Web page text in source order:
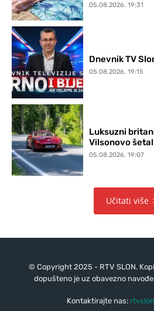
05.08.2026. 19:31
Dnevnik TV
05.08.2026. 19:15
Luksuzni
Vilsonovo
05.08.2026. 19:07
Učitati više
© Copyright 2025 - RTV SLON.
dopušteno je uz obavezno
Kontaktirajte nas: